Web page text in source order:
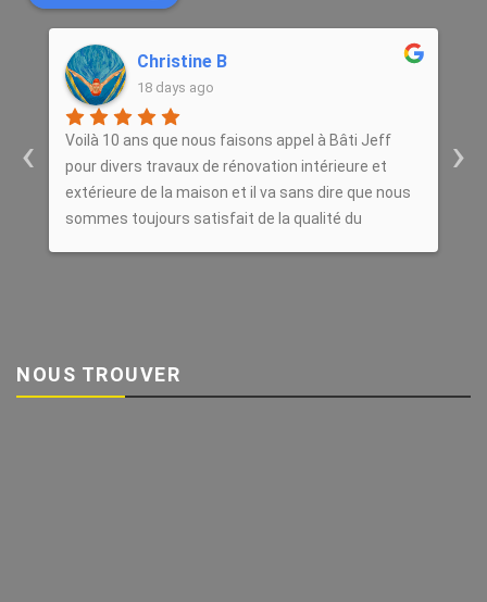
Christine B
18 days ago
Voilà 10 ans que nous faisons appel à Bâti Jeff
pour divers travaux de rénovation intérieure et
extérieure de la maison et il va sans dire que nous
sommes toujours satisfait de la qualité du
‹ ›
NOUS TROUVER